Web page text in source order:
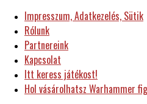
Impresszum, Adatkezelés, Sütik
Rólunk
Partnereink
Kapcsolat
Itt keress játékost!
Hol vásárolhatsz Warhammer